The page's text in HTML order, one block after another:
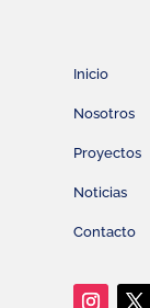
Inicio
Nosotros
Proyectos
Noticias
Contacto